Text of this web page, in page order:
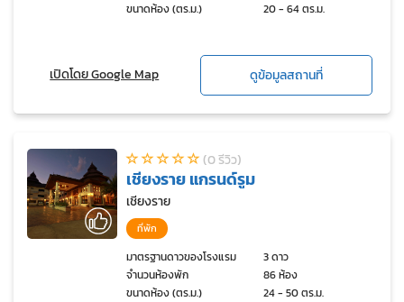
ขนาดห้อง (ตร.ม.) 20 - 64 ตร.ม.
เปิดโดย Google Map ดูข้อมูลสถานที่
(0 รีวิว)
เชียงราย แกรนด์รูม
เชียงราย
ที่พัก
มาตรฐานดาวของโรงแรม
3 ดาว
จำนวนห้องพัก
86 ห้อง
ขนาดห้อง (ตร.ม.)
24 - 50 ตร.ม.